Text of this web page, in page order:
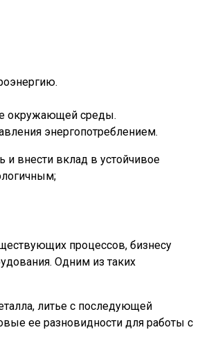
окружающей среды.
энергопотреблением.
и внести вклад в устойчивое
процессов, бизнесу
Одним из таких
литье с последующей
ее разновидности для работы с